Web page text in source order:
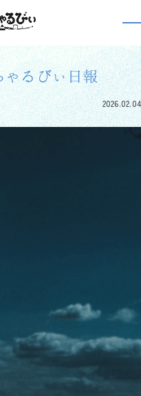
日報
るびぃ日報
2026.02.04